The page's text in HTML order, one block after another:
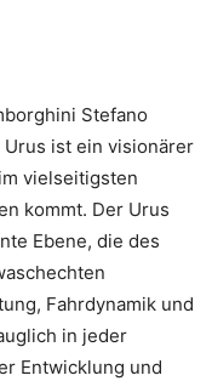
Stefano
ist ein visionärer
vielseitigsten
kommt. Der Urus
Ebene, die des
Fahrdynamik und
in jeder
Entwicklung und